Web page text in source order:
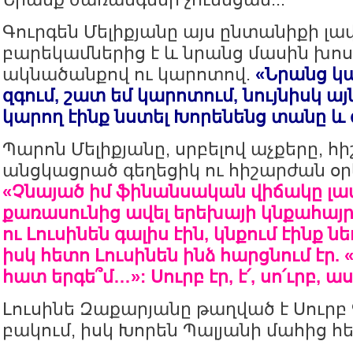
Գուրգեն Մելիքյանը այս ընտանիքի
բարեկամներից է և նրանց մասին
ակնածանքով ու կարոտով. «Նրանց
զգում, շատ եմ կարոտում, նույնիսկ
կարող էինք նստել Խորենենց տանը և
Պարոն Մելիքյանը, սրբելով աչքերը,
անցկացրած գեղեցիկ ու հիշարժան
«Չնայած իմ ֆինանսական վիճակը լավ
քառասունից ավել երեխայի
ու Լուսինեն գալիս էին, կնքում էինք
իսկ հետո Լուսինեն ինձ հարցնում էր.
հատ երգե՞մ…»: Սուրբ էր, է՛, սո՛ւրբ,
Լուսինե Զաքարյանը թաղված է
բակում, իսկ Խորեն Պալյանի մահից